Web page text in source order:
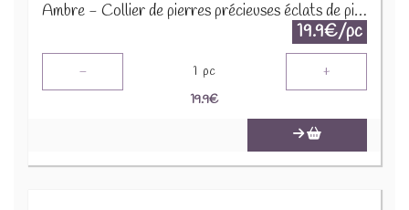
Ambre - Collier de pierres précieuses éclats de pierres 45cm COLC-AMB
19.9€/pc
- 1 pc +
19.9€